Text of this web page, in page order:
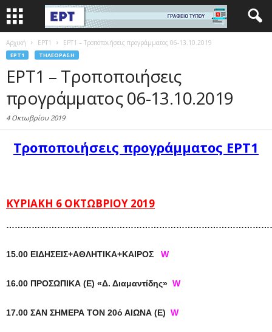
Αρχική EΡΤ1 ΕΡΤ1 – Τροποποιήσεις προγράμματος 06-13.10.2019
EΡΤ1 ΤΗΛΕΌΡΑΣΗ
ΕΡΤ1 – Τροποποιήσεις
προγράμματος 06-13.10.2019
4 Οκτωβρίου 2019
Τροποποιήσεις προγράμματος ΕΡΤ1
ΚΥΡΙΑΚΗ 6 ΟΚΤΩΒΡΙΟΥ 2019
15.00 ΕΙΔΗΣΕΙΣ+ΑΘΛΗΤΙΚΑ+ΚΑΙΡΟΣ W
16.00 ΠΡΟΣΩΠΙΚΑ (Ε) «Δ. Διαμαντίδης» W
17.00 ΣΑΝ ΣΗΜΕΡΑ ΤΟΝ 20ό ΑΙΩΝΑ (Ε) W